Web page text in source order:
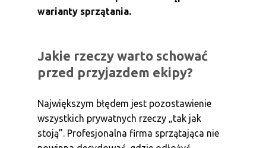
warianty sprzątania.
Jakie rzeczy warto schować
przed przyjazdem ekipy?
Największym błędem jest pozostawienie
wszystkich prywatnych rzeczy „tak jak
stoją”. Profesjonalna firma sprzątająca nie